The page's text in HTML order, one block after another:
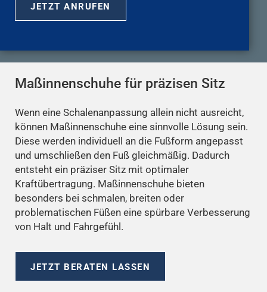
JETZT ANRUFEN
Maßinnenschuhe für präzisen Sitz
Wenn eine Schalenanpassung allein nicht ausreicht,
können Maßinnenschuhe eine sinnvolle Lösung sein.
Diese werden individuell an die Fußform angepasst
und umschließen den Fuß gleichmäßig. Dadurch
entsteht ein präziser Sitz mit optimaler
Kraftübertragung. Maßinnenschuhe bieten
besonders bei schmalen, breiten oder
problematischen Füßen eine spürbare Verbesserung
von Halt und Fahrgefühl.
JETZT BERATEN LASSEN